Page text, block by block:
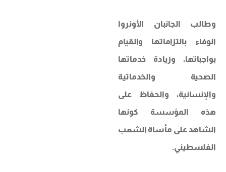
وطالب الجانبان الأونروا
الوفاء بالتزاماتها والقيام
بواجباتها، وزيادة خدماتها
الصحية والخدماتية
والإنسانية، والحفاظ على
هذه المؤسسة كونها
الشاهد على مأساة الشعب
الفلسطيني.